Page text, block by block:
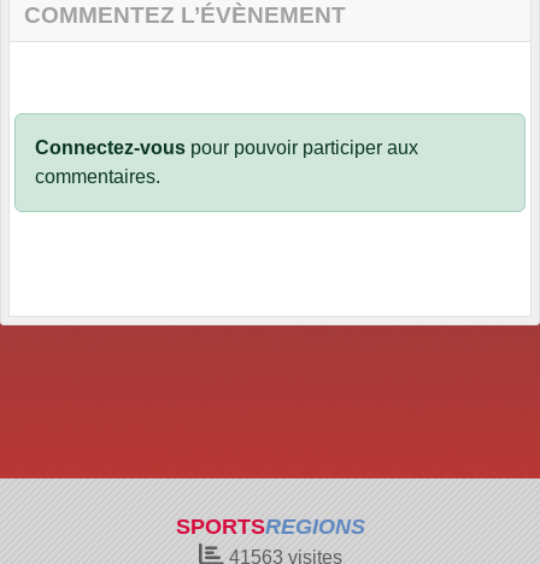
COMMENTEZ L’ÉVÈNEMENT
Connectez-vous pour pouvoir participer aux
commentaires.
SPORTSREGIONS
41563visites